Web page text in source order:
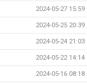
2024-05-27 15:59
2024-05-25 20:39
2024-05-24 21:03
2024-05-22 14:14
2024-05-16 08:18